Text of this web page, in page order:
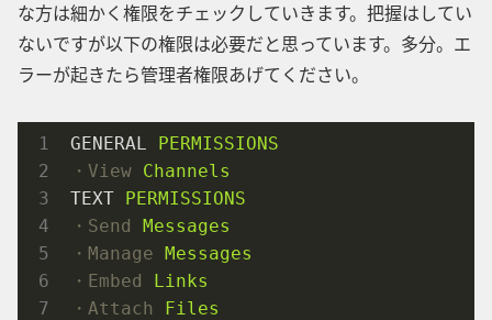
な方は細かく権限をチェックしていきます。把握はしてい
ないですが以下の権限は必要だと思っています。多分。エ
ラーが起きたら管理者権限あげてください。
GENERAL
PERMISSIONS
・View Channels
TEXT PERMISSIONS
・Send
Messages
・Manage Messages
・Embed
Links
・Attach
Files